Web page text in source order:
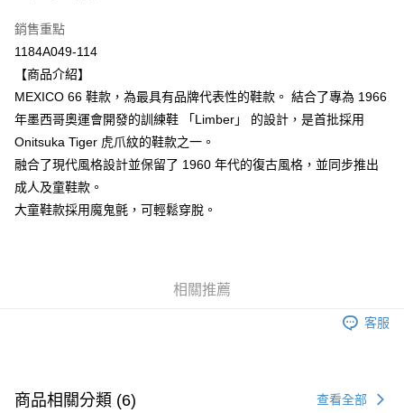
運送方式
全家取貨付款
每筆NT$80，滿NT$6,000(含以上)免運費
付款後全家取貨
萊爾富取貨付款
每筆NT$80，滿NT$6,000(含以上)免運費
宅配
銷售重點
1184A049-114
【商品介紹】
MEXICO 66 鞋款，為最具有品牌代表性的鞋款。 結合了專為 1966
年墨西哥奧運會開發的訓練鞋 「Limber」 的設計，是首批採用
Onitsuka Tiger 虎爪紋的鞋款之一。
融合了現代風格設計並保留了 1960 年代的復古風格，並同步推出
成人及童鞋款。
大童鞋款採用魔鬼氈，可輕鬆穿脫。
相關推薦
客服
商品相關分類 (6) 查看全部